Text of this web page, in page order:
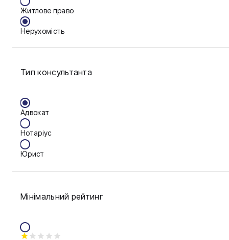
Житлове право
Нерухомість
Фінанси
Тип консультанта
Адвокат
Нотаріус
Юрист
Мінімальний рейтинг